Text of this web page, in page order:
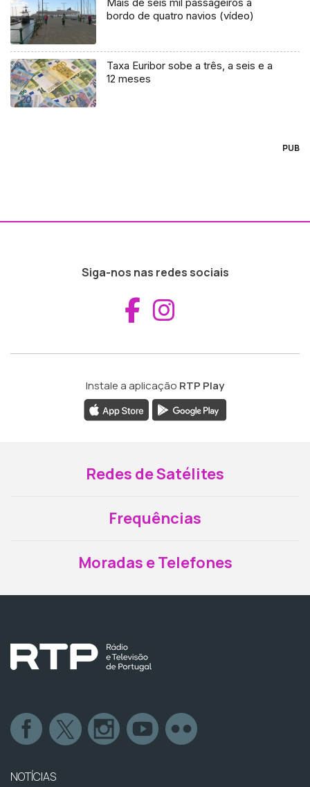
bordo de quatro navios (vídeo)
Taxa Euribor sobe a três, a seis e a
12 meses
PUB
Siga-nos nas redes sociais
Aceder ao
Instale a aplicação RTP Play
Redes de Satélites
Frequências
Moradas e Telefones
NOTÍCIAS